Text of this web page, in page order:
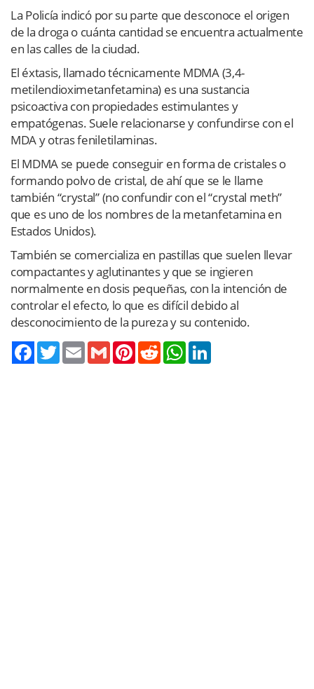
La Policía indicó por su parte que desconoce el origen
de la droga o cuánta cantidad se encuentra actualmente
en las calles de la ciudad.
El éxtasis, llamado técnicamente MDMA (3,4-
metilendioximetanfetamina) es una sustancia
psicoactiva con propiedades estimulantes y
empatógenas. Suele relacionarse y confundirse con el
MDA y otras feniletilaminas.
El MDMA se puede conseguir en forma de cristales o
formando polvo de cristal, de ahí que se le llame
también “crystal” (no confundir con el “crystal meth”
que es uno de los nombres de la metanfetamina en
Estados Unidos).
También se comercializa en pastillas que suelen llevar
compactantes y aglutinantes y que se ingieren
normalmente en dosis pequeñas, con la intención de
controlar el efecto, lo que es difícil debido al
desconocimiento de la pureza y su contenido.
TwitterEmail Gmail PinterestReddit WhatsApp